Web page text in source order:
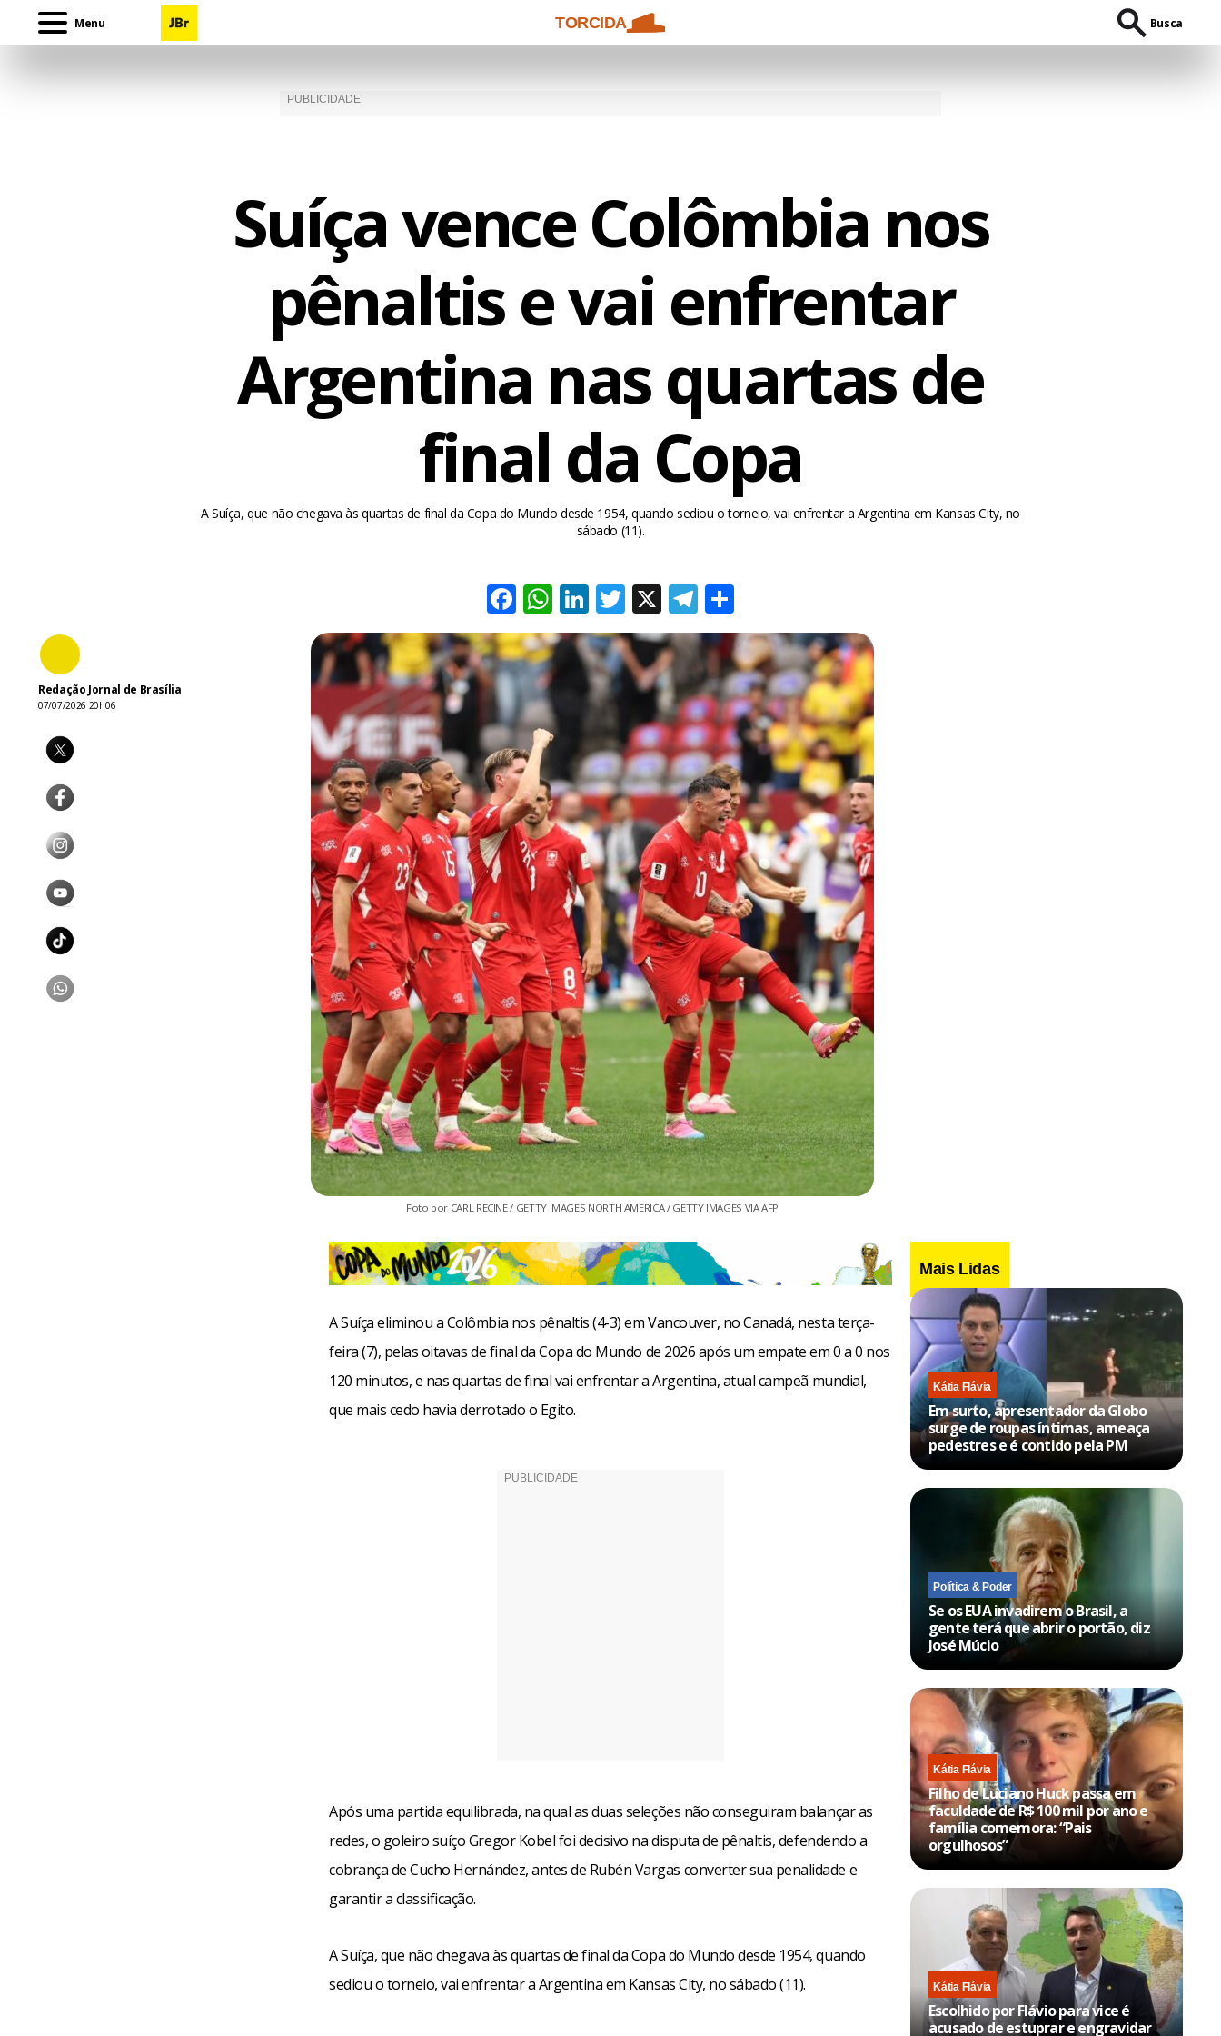
Menu TORCIDA Busca
Suíça vence Colômbia nos
pênaltis e vai enfrentar
Argentina nas quartas de
final da Copa
A Suíça, que não chegava às quartas de final da Copa do Mundo desde 1954, quando sediou o torneio, vai enfrentar a Argentina em Kansas City, no
sábado (11).
Facebook
WhatsApp
LinkedIn
Twitter
X Telegram
Redação Jornal de Brasília
07/07/2026 20h06
Foto por CARL RECINE / GETTY IMAGES NORTH AMERICA / GETTY IMAGES VIA AFP
A Suíça eliminou a Colômbia nos pênaltis (4-3) em Vancouver, no Canadá, nesta terça-
feira (7), pelas oitavas de final da Copa do Mundo de 2026 após um empate em 0 a 0 nos
120 minutos, e nas quartas de final vai enfrentar a Argentina, atual campeã mundial,
que mais cedo havia derrotado o Egito.
Após uma partida equilibrada, na qual as duas seleções não conseguiram balançar as
redes, o goleiro suíço Gregor Kobel foi decisivo na disputa de pênaltis, defendendo a
cobrança de Cucho Hernández, antes de Rubén Vargas converter sua penalidade e
garantir a classificação.
A Suíça, que não chegava às quartas de final da Copa do Mundo desde 1954, quando
sediou o torneio, vai enfrentar a Argentina em Kansas City, no sábado (11).
Mais Lidas
Kátia Flávia
Em surto, apresentador da Globo
surge de roupas íntimas, ameaça
pedestres e é contido pela PM
Política & Poder
Se os EUA invadirem o Brasil, a
gente terá que abrir o portão, diz
José Múcio
Kátia Flávia
Filho de Luciano Huck passa em
faculdade de R$ 100 mil por ano e
família comemora: “Pais
orgulhosos”
Kátia Flávia
Escolhido por Flávio para vice é
acusado de estuprar e engravidar